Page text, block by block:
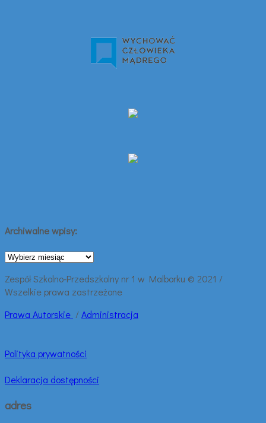
Archiwalne wpisy:
Archiwalne
Zespół Szkolno-Przedszkolny nr 1 w Malborku © 2021 /
Wszelkie prawa zastrzeżone
Prawa Autorskie /Administracja
Polityka prywatności
Deklaracja dostępności
adres